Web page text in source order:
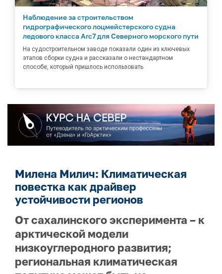
Наблюдение за строительством
гидрографического лоцмейстерского судна
ледового класса Arc7 для Северного морского пути
На судостроительном заводе показали один из ключевых
этапов сборки судна и рассказали о нестандартном
способе, который пришлось использовать
Милена Милич: Климатическая
повестка как драйвер
устойчивости регионов
От сахалинского эксперимента – к
арктической модели
низкоуглеродного развития;
региональная климатическая